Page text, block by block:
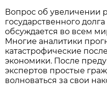
Вопрос об увеличении
государственного
обсуждается во всем
Многие аналитики
катастрофические
экономики. После
экспертов простые
волноваться за свои